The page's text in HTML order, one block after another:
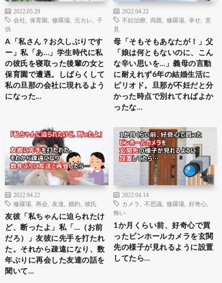
2022.05.29
会社
保育園 修羅場 元カレ
子
供
A「私さん？お久しぶりです
ー」私「あ…」学生時代に私
の彼氏を寝取った後輩の女と
保育園で遭遇。しばらくして
私の旦那の会社に現れるよう
になった…
2022.04.22
不妊治療
両親 修羅場 幸せ
意
見
母「そもそもあなたが！」父
「娘は何ともないのに、こん
な辛い思いを…」義母の言動
に耐えれず6年の結婚生活に
ピリオド。旦那が不妊だと分
かった時点で別れてればよか
ったな…
2022.04.22
修羅場
再会 友達 婚約 彼氏
友彼「私ちゃんに迫られたけ
ど、断ったよ」私「…（お前
だろ）」友彼に先手を打たれ
た。それから疎遠になり、数
年ぶりに再会した友達の話を
聞いて…
2022.04.14
カメラ
不思議 修羅場 好奇心
怖い
1か月くらい前、好奇心で買
ったピンホールカメラを玄関
先の様子が見れるように設置
してたら…